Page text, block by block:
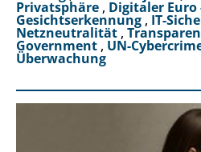
Privatsphäre , Digitaler Euro
Gesichtserkennung , IT-
Netzneutralität ,
Government , UN-
Überwachung